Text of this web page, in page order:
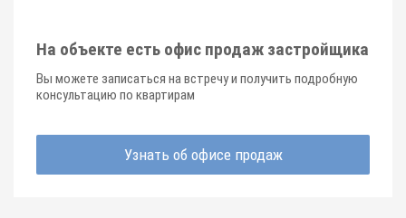
На объекте есть офис продаж застройщика
Вы можете записаться на встречу и получить подробную
консультацию по квартирам
Узнать об офисе продаж